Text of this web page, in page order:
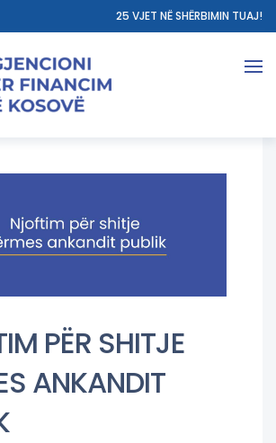
25 VJET NË SHËRBIMIN TUAJ!
PËR SHITJE
ANKANDIT